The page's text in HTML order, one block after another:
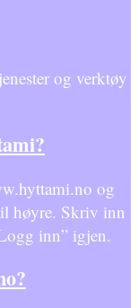
og verktøy
og
høyre. Skriv inn
inn” igjen.